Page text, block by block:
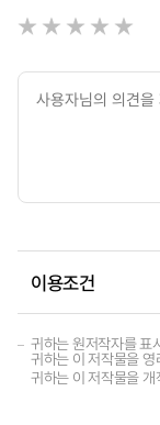
이용조건
귀하는 원저작자를 표
귀하는 이 저작물을
귀하는 이 저작물을